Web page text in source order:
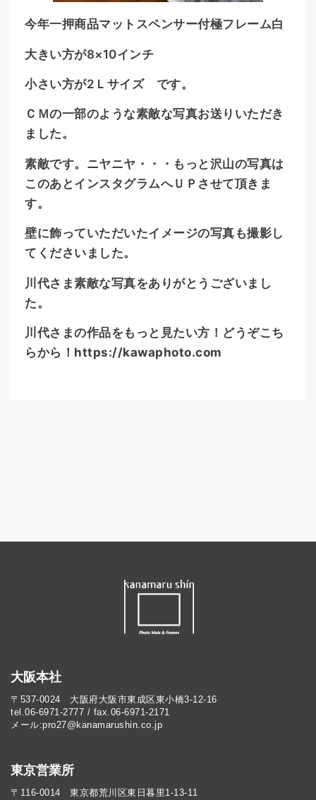
今年一押商品マットスペンサー付極フレーム白
大きい方が8×10インチ
小さい方が2Ｌサイズ です。
ＣＭの一部のような素敵な写真お送りいただき
ました。
素敵です。ニヤニヤ・・・もっと沢山の写真は
このあとインスタグラムへＵＰさせて頂きま
す。
壁に飾っていただいたイメージの写真も撮影し
てくださいました。
川代さま素敵な写真をありがとうございまし
た。
川代さまの作品をもっと見たい方！どうぞこち
らから！ https://kawaphoto.com
大阪本社
〒537-0024 大阪府大阪市東成区東小橋3-12-16
tel.06-6971-2777 / fax.06-6971-2171
メール:pro27@kanamarushin.co.jp​
東京営業所
〒116-0014 東京都荒川区東日暮里1-13-11